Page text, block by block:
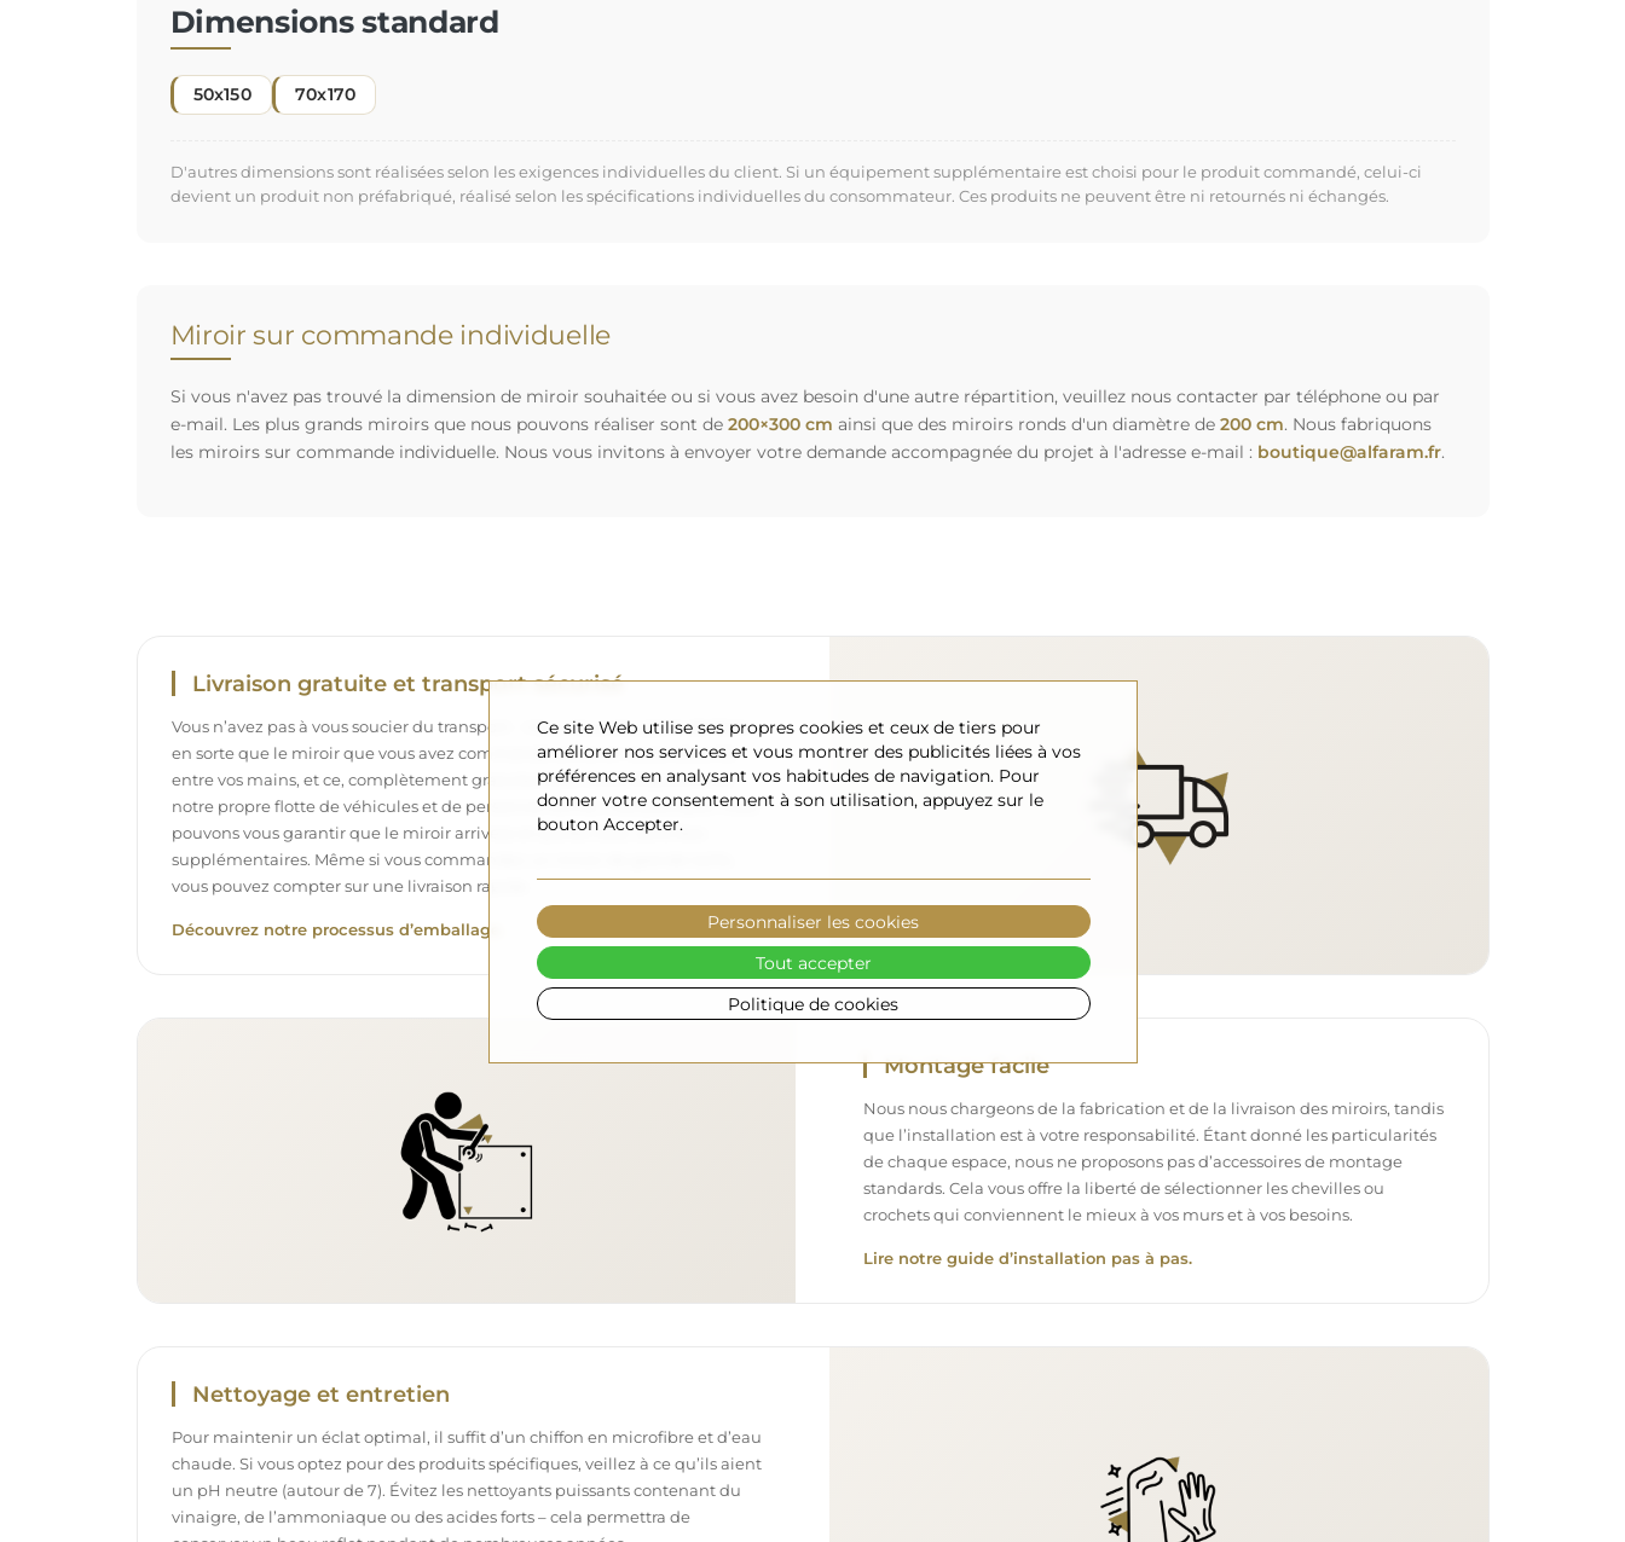
Dimensions standard
50x150 70x170
D'autres dimensions sont réalisées selon les exigences individuelles du client. Si un équipement supplémentaire est choisi pour le produit commandé, celui-ci
devient un produit non préfabriqué, réalisé selon les spécifications individuelles du consommateur. Ces produits ne peuvent être ni retournés ni échangés.
Miroir sur commande individuelle
Si vous n'avez pas trouvé la dimension de miroir souhaitée ou si vous avez besoin d'une autre répartition, veuillez nous contacter par téléphone ou par
e-mail. Les plus grands miroirs que nous pouvons réaliser sont de 200×300 cm ainsi que des miroirs ronds d'un diamètre de 200 cm. Nous fabriquons
les miroirs sur commande individuelle. Nous vous invitons à envoyer votre demande accompagnée du projet à l'adresse e-mail : boutique@alfaram.fr.
Livraison gratuite et transport sécurisé
Vous n’avez pas à vous soucier du transport – nous nous occupons de faire
en sorte que le miroir que vous avez commandé arrive en toute sécurité
entre vos mains, et ce, complètement gratuitement. Nous disposons de
notre propre flotte de véhicules et de personnel formé, c’est pourquoi nous
pouvons vous garantir que le miroir arrivera en parfait état, sans frais
supplémentaires. Même si vous commandez un miroir de grande taille,
vous pouvez compter sur une livraison rapide.
Découvrez notre processus d’emballage.
Montage facile
Nous nous chargeons de la fabrication et de la livraison des miroirs, tandis
que l’installation est à votre responsabilité. Étant donné les particularités
de chaque espace, nous ne proposons pas d’accessoires de montage
standards. Cela vous offre la liberté de sélectionner les chevilles ou
crochets qui conviennent le mieux à vos murs et à vos besoins.
Lire notre guide d’installation pas à pas.
Nettoyage et entretien
Pour maintenir un éclat optimal, il suffit d’un chiffon en microfibre et d’eau
chaude. Si vous optez pour des produits spécifiques, veillez à ce qu’ils aient
un pH neutre (autour de 7). Évitez les nettoyants puissants contenant du
vinaigre, de l’ammoniaque ou des acides forts – cela permettra de
Ce site Web utilise ses propres cookies et ceux de tiers pour
améliorer nos services et vous montrer des publicités liées à vos
préférences en analysant vos habitudes de navigation. Pour
donner votre consentement à son utilisation, appuyez sur le
bouton Accepter.
Politique de cookies
Personnaliser les cookies
Tout accepter